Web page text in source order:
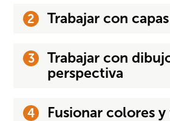
Trabajar con capas
Trabajar con
perspectiva
Fusionar colores